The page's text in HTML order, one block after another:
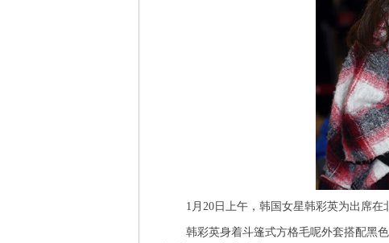
1月20日上午，韩国女星韩彩英为出席在北
韩彩英身着斗篷式方格毛呢外套搭配黑色